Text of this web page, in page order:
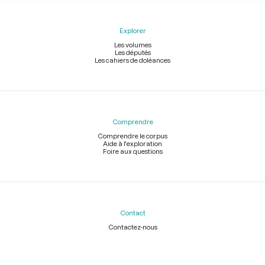
Explorer
Les volumes
Les députés
Les cahiers de doléances
Comprendre
Comprendre le corpus
Aide à l'exploration
Foire aux questions
Contact
Contactez-nous